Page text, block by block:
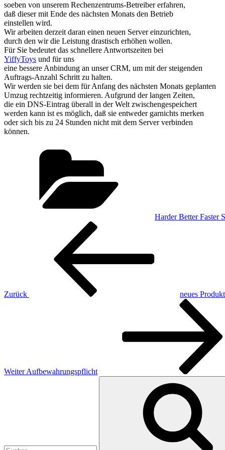
soeben von unserem Rechenzentrums-Betreiber erfahren,
daß dieser mit Ende des nächsten Monats den Betrieb
einstellen wird.
Wir arbeiten derzeit daran einen neuen Server einzurichten,
durch den wir die Leistung drastisch erhöhen wollen.
Für Sie bedeutet das schnellere Antwortszeiten bei
YiffyToys und für uns
eine bessere Anbindung an unser CRM, um mit der steigenden
Auftrags-Anzahl Schritt zu halten.
Wir werden sie bei dem für Anfang des nächsten Monats geplanten
Umzug rechtzeitig informieren. Aufgrund der langen Zeiten,
die ein DNS-Eintrag überall in der Welt zwischengespeichert
werden kann ist es möglich, daß sie entweder garnichts merken
oder sich bis zu 24 Stunden nicht mit dem Server verbinden
können.
Harder Better Faster
Beitragsnavigation
Zurück
neues
Weiter Aufbewahrungspflicht